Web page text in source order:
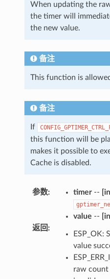
When updating the
the timer will
the new value.
备注
This function is
备注
If
this function will be
makes it possible to
Cache is disabled.
参数: timer-- [in]
value -- [in]
返回:
ESP_OK:
value
raw count